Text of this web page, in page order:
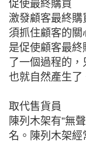
促使最終購買
激發顧客最終
須抓住顧客的
是促使顧客最
了一個過程的
也就自然產生了
取代售貨員
陳列木架有”無
名。陳列木架經